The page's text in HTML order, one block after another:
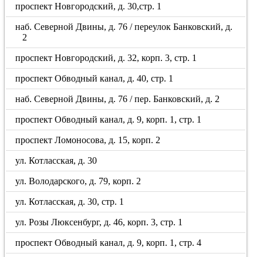
проспект Новгородский, д. 30,стр. 1
наб. Северной Двины, д. 76 / переулок Банковский, д.
2
проспект Новгородский, д. 32, корп. 3, стр. 1
проспект Обводный канал, д. 40, стр. 1
наб. Северной Двины, д. 76 / пер. Банковский, д. 2
проспект Обводный канал, д. 9, корп. 1, стр. 1
проспект Ломоносова, д. 15, корп. 2
ул. Котласская, д. 30
ул. Володарского, д. 79, корп. 2
ул. Котласская, д. 30, стр. 1
ул. Розы Люксенбург, д. 46, корп. 3, стр. 1
проспект Обводный канал, д. 9, корп. 1, стр. 4